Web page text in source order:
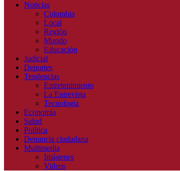
Noticias
Colombia
Local
Región
Mundo
Educación
Judicial
Deportes
Tendencias
Entretenimiento
La Entrevista
Tecnologia
Economía
Salud
Política
Denuncia ciudadana
Multimedia
Imágenes
Videos